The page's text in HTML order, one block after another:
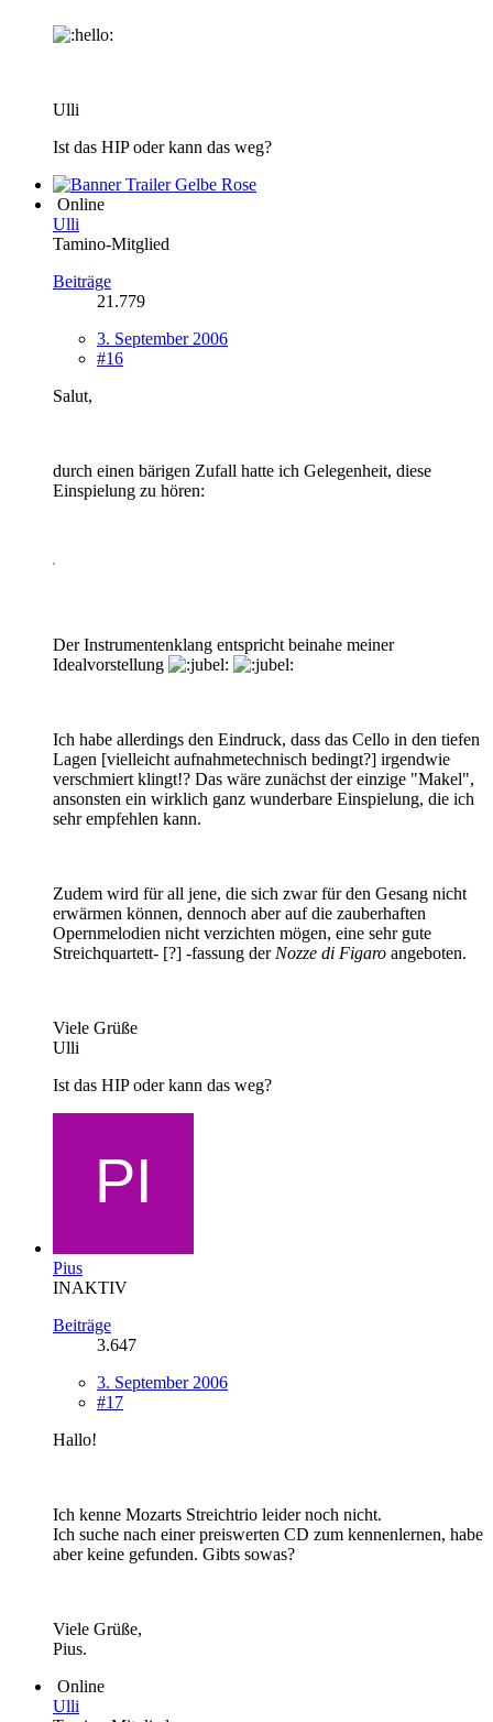
Ulli
Ist das HIP oder kann das weg?
Online
Ulli
Tamino-Mitglied
Beiträge
21.779
3. September 2006
#16
Salut,
durch einen bärigen Zufall hatte ich Gelegenheit, diese
Einspielung zu hören:
Der Instrumentenklang entspricht beinahe meiner
Idealvorstellung
Ich habe allerdings den Eindruck, dass das Cello in den tiefen
Lagen [vielleicht aufnahmetechnisch bedingt?] irgendwie
verschmiert klingt!? Das wäre zunächst der einzige "Makel",
ansonsten ein wirklich ganz wunderbare Einspielung, die ich
sehr empfehlen kann.
Zudem wird für all jene, die sich zwar für den Gesang nicht
erwärmen können, dennoch aber auf die zauberhaften
Opernmelodien nicht verzichten mögen, eine sehr gute
Streichquartett- [?] -fassung der Nozze di Figaro angeboten.
Viele Grüße
Ulli
Ist das HIP oder kann das weg?
Pius
INAKTIV
Beiträge
3.647
3. September 2006
#17
Hallo!
Ich kenne Mozarts Streichtrio leider noch nicht.
Ich suche nach einer preiswerten CD zum kennenlernen, habe
aber keine gefunden. Gibts sowas?
Viele Grüße,
Pius.
Online
Ulli